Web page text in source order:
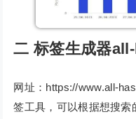
二 标签生成器
网址：https://www.all-
签工具，可以根据想搜索